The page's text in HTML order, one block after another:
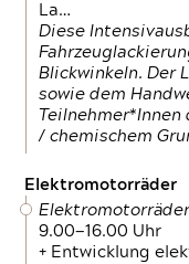
La…
Diese
Blickwinkeln. Der
sowie dem
/ chemischem
Elektromotorräder
9.00—16.00 Uhr
+ Entwicklung